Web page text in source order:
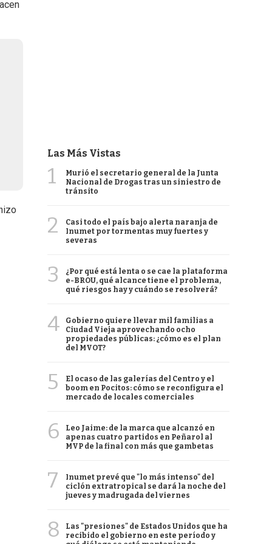
Las Más Vistas
1
Murió el secretario general de la Junta
Nacional de Drogas tras un siniestro de
tránsito
2
Casi todo el país bajo alerta naranja de
Inumet por tormentas muy fuertes y
severas
3
¿Por qué está lenta o se cae la plataforma
e-BROU, qué alcance tiene el problema,
qué riesgos hay y cuándo se resolverá?
4
Gobierno quiere llevar mil familias a
Ciudad Vieja aprovechando ocho
propiedades públicas: ¿cómo es el plan
del MVOT?
5
El ocaso de las galerías del Centro y el
boom en Pocitos: cómo se reconfigura el
mercado de locales comerciales
6
Leo Jaime: de la marca que alcanzó en
apenas cuatro partidos en Peñarol al
MVP de la final con más que gambetas
7
Inumet prevé que "lo más intenso" del
ciclón extratropical se dará la noche del
jueves y madrugada del viernes
8
Las "presiones" de Estados Unidos que ha
recibido el gobierno en este período y